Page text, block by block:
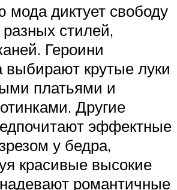
мода диктует свободу
стилей,
Героини
выбирают крутые луки
платьями и
Другие
эффектные
у бедра,
красивые высокие
романтичные